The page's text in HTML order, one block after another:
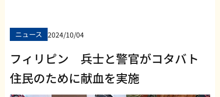
ニュース 2024/10/04
フィリピン 兵士と警官がコタバト
住民のために献血を実施